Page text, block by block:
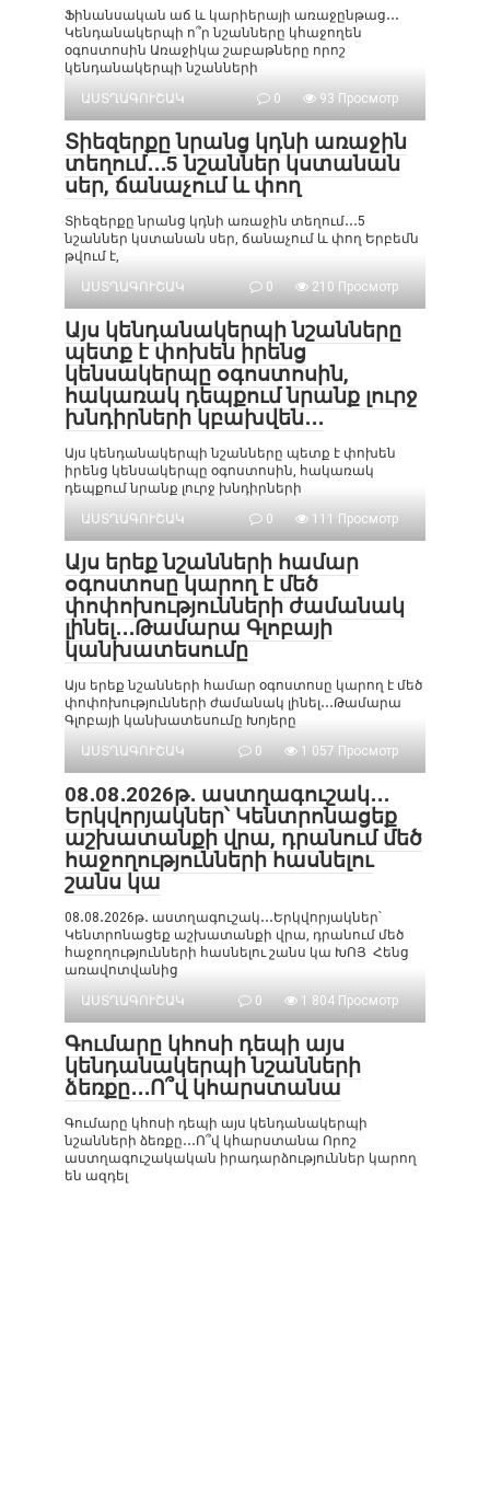
Ֆինանսական աճ և կարիերայի առաջընթաց․․․
Կենդանակերպի ո՞ր նշանները կհաջողեն
օգոստոսին Առաջիկա շաբաթները որոշ
կենդանակերպի նշանների
ԱՍՏՂԱԳՈՒՇԱԿ
0 93 Просмотр
Տիեզերքը նրանց կդնի առաջին
տեղում․․․5 նշաններ կստանան
սեր, ճանաչում և փող
Տիեզերքը նրանց կդնի առաջին տեղում․․․5
նշաններ կստանան սեր, ճանաչում և փող Երբեմն
թվում է,
ԱՍՏՂԱԳՈՒՇԱԿ
0 210 Просмотр
Այս կենդանակերպի նշանները
պետք է փոխեն իրենց
կենսակերպը օգոստոսին,
հակառակ դեպքում նրանք լուրջ
խնդիրների կբախվեն․․․
Այս կենդանակերպի նշանները պետք է փոխեն
իրենց կենսակերպը օգոստոսին, հակառակ
դեպքում նրանք լուրջ խնդիրների
ԱՍՏՂԱԳՈՒՇԱԿ
0 111 Просмотр
Այս երեք նշանների համար
օգոստոսը կարող է մեծ
փոփոխությունների ժամանակ
լինել․․․Թամարա Գլոբայի
կանխատեսումը
Այս երեք նշանների համար օգոստոսը կարող է մեծ
փոփոխությունների ժամանակ լինել․․․Թամարա
Գլոբայի կանխատեսումը Խոյերը
ԱՍՏՂԱԳՈՒՇԱԿ
0 1 057 Просмотр
08․08․2026թ․ աստղագուշակ․․․
Երկվորյակներ՝ Կենտրոնացեք
աշխատանքի վրա, դրանում մեծ
հաջողությունների հասնելու
շանս կա
08․08․2026թ․ աստղագուշակ․․․Երկվորյակներ՝
Կենտրոնացեք աշխատանքի վրա, դրանում մեծ
հաջողությունների հասնելու շանս կա ԽՈՅ Հենց
առավոտվանից
ԱՍՏՂԱԳՈՒՇԱԿ
0 1 804 Просмотр
Գումարը կհոսի դեպի այս
կենդանակերպի նշանների
ձեռքը․․․Ո՞վ կհարստանա
Գումարը կհոսի դեպի այս կենդանակերպի
նշանների ձեռքը․․․Ո՞վ կհարստանա Որոշ
աստղագուշակական իրադարձություններ կարող
են ազդել